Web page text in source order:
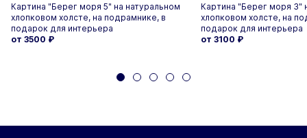
Картина "Берег моря 5" на натуральном
хлопковом холсте, на подрамнике, в
подарок для интерьера
от 3500 ₽
Картина "Берег моря 3"
хлопковом холсте, на
подарок для интерьера
от 3100 ₽